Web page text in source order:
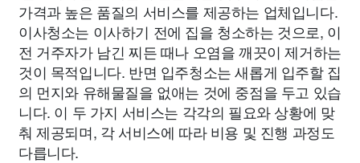
가격과 높은 품질의 서비스를 제공하는 업체입니다.
이사청소는 이사하기 전에 집을 청소하는 것으로, 이
전 거주자가 남긴 찌든 때나 오염을 깨끗이 제거하는
것이 목적입니다. 반면 입주청소는 새롭게 입주할 집
의 먼지와 유해물질을 없애는 것에 중점을 두고 있습
니다. 이 두 가지 서비스는 각각의 필요와 상황에 맞
춰 제공되며, 각 서비스에 따라 비용 및 진행 과정도
다릅니다.